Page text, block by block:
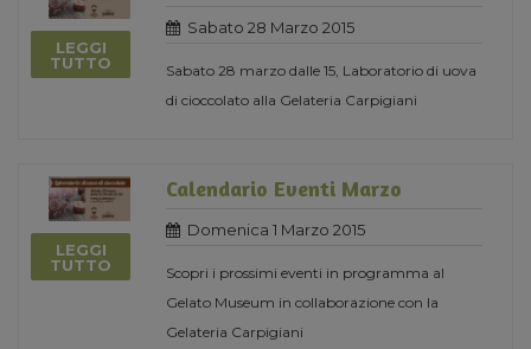
LEGGI
TUTTO
Sabato 28 Marzo 2015
Sabato 28 marzo dalle 15, Laboratorio di uova
di cioccolato alla Gelateria Carpigiani
LEGGI
TUTTO
Calendario Eventi Marzo
Domenica 1 Marzo 2015
Scopri i prossimi eventi in programma al
Gelato Museum in collaborazione con la
Gelateria Carpigiani